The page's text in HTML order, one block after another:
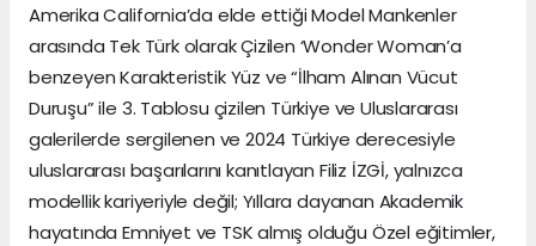
Amerika California’da elde ettiği Model Mankenler
arasında Tek Türk olarak Çizilen ‘Wonder Woman’a
benzeyen Karakteristik Yüz ve “İlham Alınan Vücut
Duruşu” ile 3. Tablosu çizilen Türkiye ve Uluslararası
galerilerde sergilenen ve 2024 Türkiye derecesiyle
uluslararası başarılarını kanıtlayan Filiz İZGİ, yalnızca
modellik kariyeriyle değil; Yıllara dayanan Akademik
hayatında Emniyet ve TSK almış olduğu Özel eğitimler,